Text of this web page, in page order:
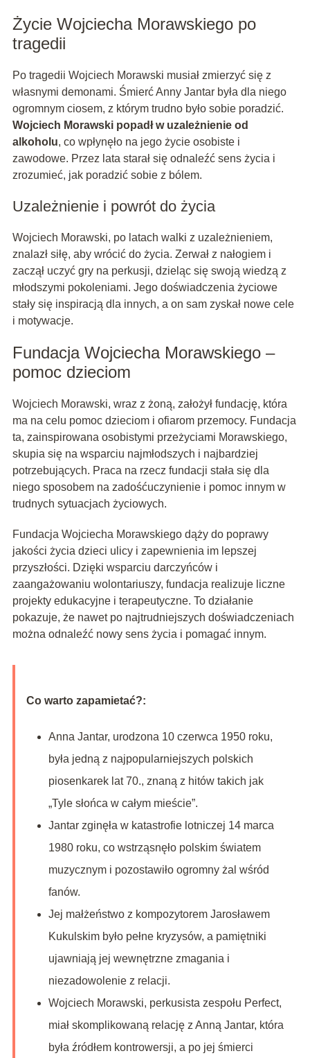
Życie Wojciecha Morawskiego po
tragedii
Po tragedii Wojciech Morawski musiał zmierzyć się z
własnymi demonami. Śmierć Anny Jantar była dla niego
ogromnym ciosem, z którym trudno było sobie poradzić.
Wojciech Morawski popadł w uzależnienie od
alkoholu, co wpłynęło na jego życie osobiste i
zawodowe. Przez lata starał się odnaleźć sens życia i
zrozumieć, jak poradzić sobie z bólem.
Uzależnienie i powrót do życia
Wojciech Morawski, po latach walki z uzależnieniem,
znalazł siłę, aby wrócić do życia. Zerwał z nałogiem i
zaczął uczyć gry na perkusji, dzieląc się swoją wiedzą z
młodszymi pokoleniami. Jego doświadczenia życiowe
stały się inspiracją dla innych, a on sam zyskał nowe cele
i motywacje.
Fundacja Wojciecha Morawskiego –
pomoc dzieciom
Wojciech Morawski, wraz z żoną, założył fundację, która
ma na celu pomoc dzieciom i ofiarom przemocy. Fundacja
ta, zainspirowana osobistymi przeżyciami Morawskiego,
skupia się na wsparciu najmłodszych i najbardziej
potrzebujących. Praca na rzecz fundacji stała się dla
niego sposobem na zadośćuczynienie i pomoc innym w
trudnych sytuacjach życiowych.
Fundacja Wojciecha Morawskiego dąży do poprawy
jakości życia dzieci ulicy i zapewnienia im lepszej
przyszłości. Dzięki wsparciu darczyńców i
zaangażowaniu wolontariuszy, fundacja realizuje liczne
projekty edukacyjne i terapeutyczne. To działanie
pokazuje, że nawet po najtrudniejszych doświadczeniach
można odnaleźć nowy sens życia i pomagać innym.
Co warto zapamietać?:
Anna Jantar, urodzona 10 czerwca 1950 roku,
była jedną z najpopularniejszych polskich
piosenkarek lat 70., znaną z hitów takich jak
„Tyle słońca w całym mieście”.
Jantar zginęła w katastrofie lotniczej 14 marca
1980 roku, co wstrząsnęło polskim światem
muzycznym i pozostawiło ogromny żal wśród
fanów.
Jej małżeństwo z kompozytorem Jarosławem
Kukulskim było pełne kryzysów, a pamiętniki
ujawniają jej wewnętrzne zmagania i
niezadowolenie z relacji.
Wojciech Morawski, perkusista zespołu Perfect,
miał skomplikowaną relację z Anną Jantar, która
była źródłem kontrowersji, a po jej śmierci